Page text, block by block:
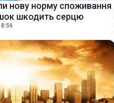
нову норму споживання
шкодить серцю